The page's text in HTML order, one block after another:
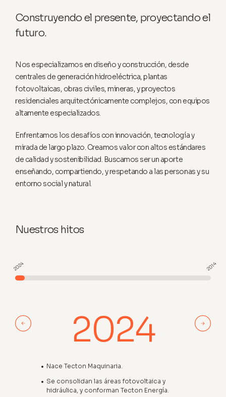
Construyendo el presente, proyectando el
futuro.
Nos especializamos en diseño y construcción, desde
centrales de generación hidroeléctrica, plantas
fotovoltaicas, obras civiles, mineras, y proyectos
residenciales arquitectónicamente complejos, con equipos
altamente especializados.
Enfrentamos los desafíos con innovación, tecnología y
mirada de largo plazo. Creamos valor con altos estándares
de calidad y sostenibilidad. Buscamos ser un aporte
enseñando, compartiendo, y respetando a las personas y su
entorno social y natural.
Nuestros hitos
2024 2014
2024
Nace Tecton Maquinaria.
Se consolidan las áreas fotovoltaica y
hidráulica, y conforman Tecton Energía.